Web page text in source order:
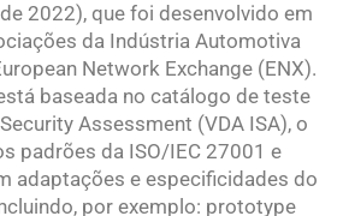
2022), que foi desenvolvido em
da Indústria Automotiva
Network Exchange (ENX).
baseada no catálogo de teste
Assessment (VDA ISA), o
padrões da ISO/IEC 27001 e
adaptações e especificidades do
por exemplo: prototype